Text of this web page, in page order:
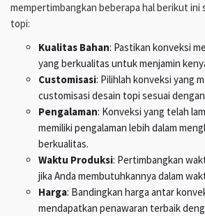
mempertimbangkan beberapa hal berikut ini
topi:
Kualitas Bahan: Pastikan konveksi
yang berkualitas untuk menjamin
Customisasi: Pilihlah konveksi yang
customisasi desain topi sesuai
Pengalaman: Konveksi yang telah
memiliki pengalaman lebih dalam
berkualitas.
Waktu Produksi: Pertimbangkan
jika Anda membutuhkannya dalam
Harga: Bandingkan harga antar
mendapatkan penawaran terbaik